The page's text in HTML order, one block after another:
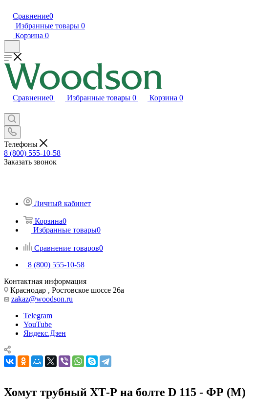
Сравнение0
Избранные товары 0
Корзина 0
Сравнение0 Избранные товары 0 Корзина 0
Телефоны
8 (800) 555-10-58
Заказать звонок
Личный кабинет
Корзина0
Избранные товары0
Сравнение товаров0
8 (800) 555-10-58
Контактная информация
Краснодар , Ростовское шоссе 26а
zakaz@woodson.ru
Telegram
YouTube
Яндекс.Дзен
Хомут трубный ХТ-Р на болте D 115 - ФР (М)